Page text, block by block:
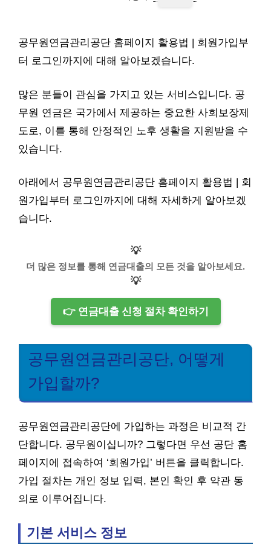
공무원연금관리공단 홈페이지 활용법 | 회원가입부
터 로그인까지에 대해 알아보겠습니다.
많은 분들이 관심을 가지고 있는 서비스입니다. 공
무원 연금은 국가에서 제공하는 중요한 사회보장제
도로, 이를 통해 안정적인 노후 생활을 지원받을 수
있습니다.
아래에서 공무원연금관리공단 홈페이지 활용법 | 회
원가입부터 로그인까지에 대해 자세하게 알아보겠
습니다.
💡
더 많은 정보를 통해 연금대출의 모든 것을 알아보세요.
💡
👉 연금대출 신청 절차 확인하기
공무원연금관리공단, 어떻게
가입할까?
공무원연금관리공단에 가입하는 과정은 비교적 간
단합니다. 공무원이십니까? 그렇다면 우선 공단 홈
페이지에 접속하여 ‘회원가입’ 버튼을 클릭합니다.
가입 절차는 개인 정보 입력, 본인 확인 후 약관 동
의로 이루어집니다.
기본 서비스 정보